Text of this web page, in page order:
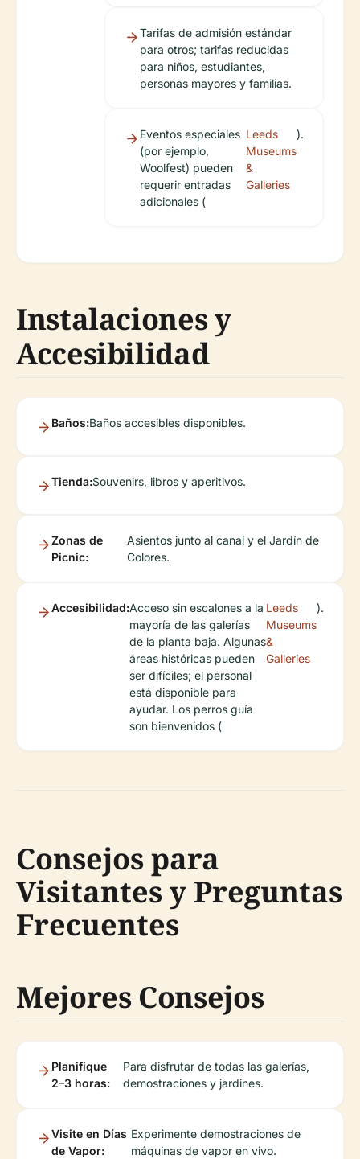
Tarifas de admisión estándar
para otros; tarifas reducidas
para niños, estudiantes,
personas mayores y familias.
Eventos especiales
(por ejemplo,
Woolfest) pueden
requerir entradas
adicionales (
Leeds
Museums
&
Galleries
).
Instalaciones y
Accesibilidad
Baños:Baños accesibles disponibles.
Tienda:Souvenirs, libros y aperitivos.
Zonas de
Picnic:
Asientos junto al canal y el Jardín de
Colores.
Accesibilidad:Acceso sin escalones a la
mayoría de las galerías
de la planta baja. Algunas
áreas históricas pueden
ser difíciles; el personal
está disponible para
ayudar. Los perros guía
son bienvenidos (
Leeds
Museums
&
Galleries
).
Consejos para
Visitantes y Preguntas
Frecuentes
Mejores Consejos
Planifique
2–3 horas:
Para disfrutar de todas las galerías,
demostraciones y jardines.
Visite en Días
de Vapor:
Experimente demostraciones de
máquinas de vapor en vivo.